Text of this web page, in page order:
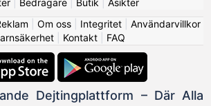
| Bedragare| Butik
Åsikter
Om oss| Integritet| Användarvillkor
| Kontakt| FAQ
Dejtingplattform – Där Alla